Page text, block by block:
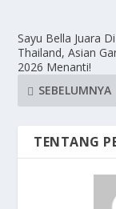
Sayu Bella Juara Di
Thailand, Asian
2026 Menanti!
SEBELUMNYA
TENTANG